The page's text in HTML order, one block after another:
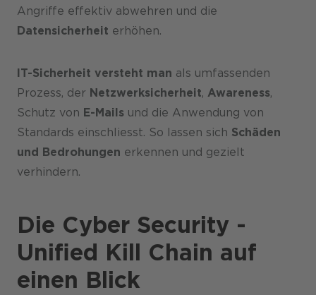
Angriffe effektiv abwehren und die
Datensicherheit erhöhen.
IT-Sicherheit versteht man als umfassenden
Prozess, der Netzwerksicherheit, Awareness,
Schutz von E-Mails und die Anwendung von
Standards einschliesst. So lassen sich Schäden
und Bedrohungen erkennen und gezielt
verhindern.
Die Cyber Security -
Unified Kill Chain auf
einen Blick